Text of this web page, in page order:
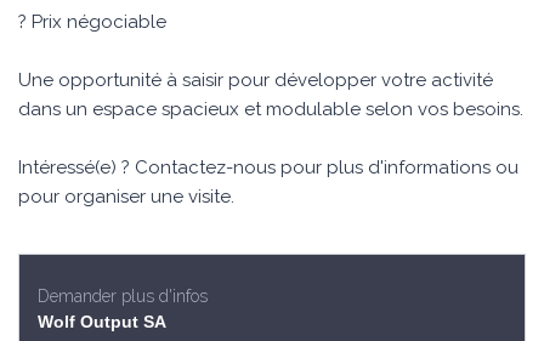
? Prix négociable
Une opportunité à saisir pour développer votre activité
dans un espace spacieux et modulable selon vos besoins.
Intéressé(e) ? Contactez-nous pour plus d'informations ou
pour organiser une visite.
Demander plus d'infos
Wolf Output SA